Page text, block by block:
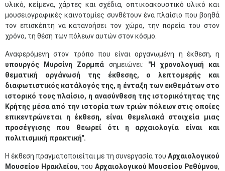
υλικό, κείμενα, χάρτες και σχέδια, οπτικοακουστικό υλικό και
μουσειογραφικές καινοτομίες συνθέτουν ένα πλαίσιο που βοηθά
τον επισκέπτη να κατανοήσει τον χώρο, την πορεία του στον
χρόνο, τη θέση των πόλεων αυτών στον κόσμο.
Αναφερόμενη στον τρόπο που είναι οργανωμένη η έκθεση, η
υπουργός Μυρσίνη Ζορμπά σημειώνει: "Η χρονολογική και
θεματική οργάνωσή της έκθεσης, ο λεπτομερής και
διαφωτιστικός κατάλογός της, η ένταξη των εκθεμάτων στο
ιστορικό τους πλαίσιο, η ανασύνθεση της ιστορικότητας της
Κρήτης μέσα από την ιστορία των τριών πόλεων στις οποίες
επικεντρώνεται η έκθεση, είναι θεμελιακά στοιχεία μιας
προσέγγισης που θεωρεί ότι η αρχαιολογία είναι και
πολιτισμική πρακτική".
Η έκθεση πραγματοποιείται με τη συνεργασία του Αρχαιολογικού
Μουσείου Ηρακλείου, του Αρχαιολογικού Μουσείου Ρεθύμνου,